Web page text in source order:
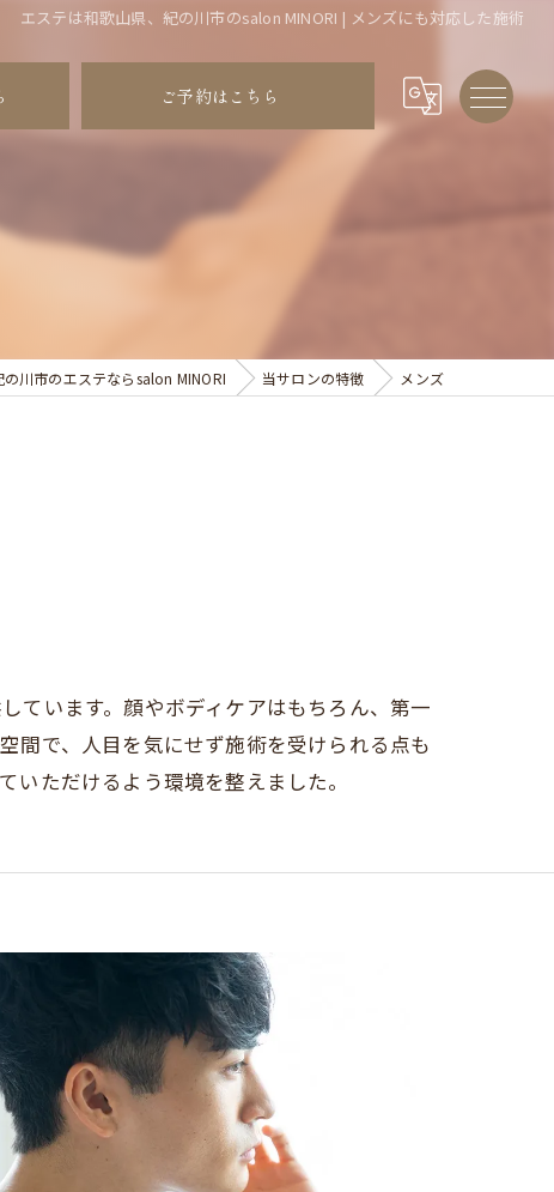
エステは和歌山県、紀の川市のsalon MINORI | メンズにも対応した施術
ご予約はこちら
川市のエステならsalon MINORI 当サロンの特徴 メンズ
ています。顔やボディケアはもちろん、第一
間で、人目を気にせず施術を受けられる点も
ただけるよう環境を整えました。